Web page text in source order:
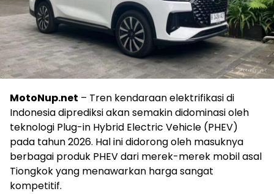
MotoNup.net – Tren kendaraan elektrifikasi di
Indonesia diprediksi akan semakin didominasi oleh
teknologi Plug-in Hybrid Electric Vehicle (PHEV)
pada tahun 2026. Hal ini didorong oleh masuknya
berbagai produk PHEV dari merek-merek mobil asal
Tiongkok yang menawarkan harga sangat
kompetitif.